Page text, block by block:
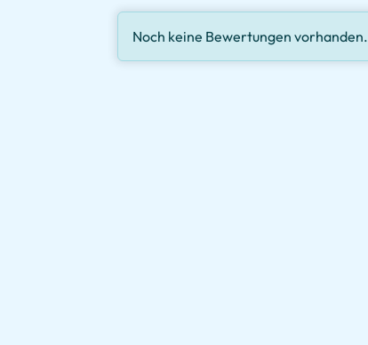
Noch keine Bewertungen vorhanden.